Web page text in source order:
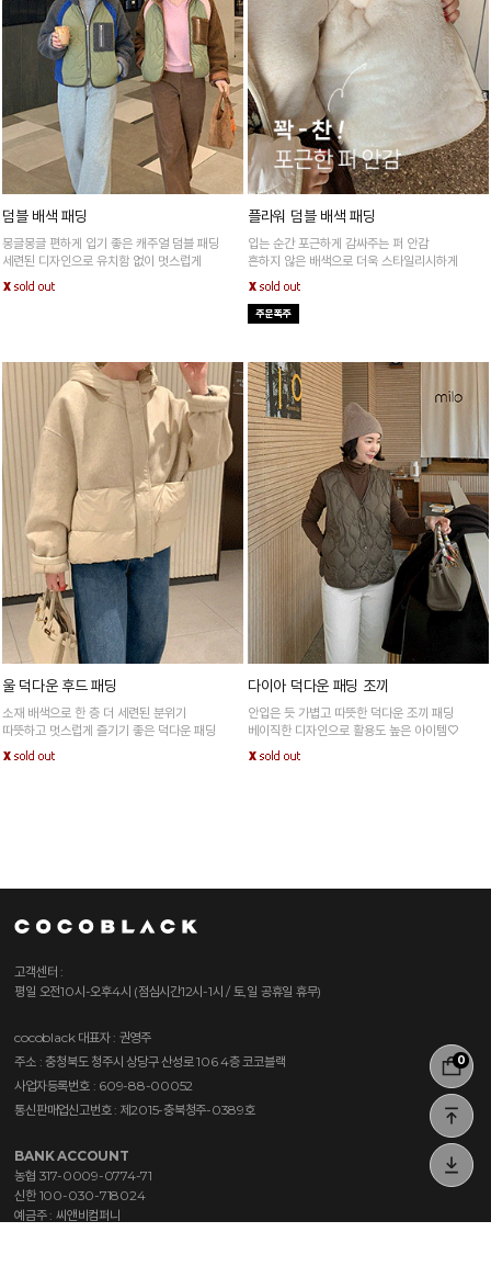
0
덤블 배색 패딩
몽글몽글 편하게 입기 좋은 캐주얼 덤블 패딩
세련된 디자인으로 유치함 없이 멋스럽게
플라워 덤블 배색 패딩
입는 순간 포근하게 감싸주는 퍼 안감
흔하지 않은 배색으로 더욱 스타일리시하게
울 덕다운 후드 패딩
소재 배색으로 한 층 더 세련된 분위기
따뜻하고 멋스럽게 즐기기 좋은 덕다운 패딩
다이아 덕다운 패딩 조끼
안입은 듯 가볍고 따뜻한 덕다운 조끼 패딩
베이직한 디자인으로 활용도 높은 아이템♡
고객센터 :
평일 오전10시-오후4시 (점심시간12시-1시 / 토,일 공휴일 휴무)
cocoblack대표자 : 권영주
주소 : 충청북도 청주시 상당구 산성로 106 4층 코코블랙
사업자등록번호 : 609-88-00052
통신판매업신고번호 : 제2015-충북청주-0389호
BANK ACCOUNT
농협 317-0009-0774-71
신한 100-030-718024
예금주 : 씨앤비컴퍼니